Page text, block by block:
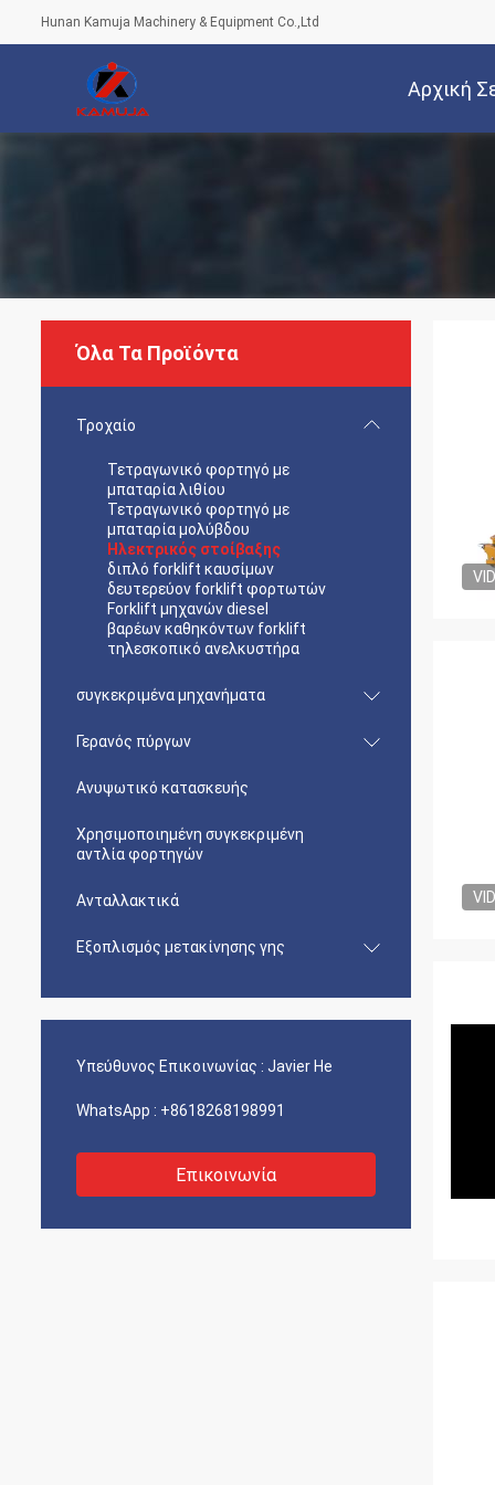
Hunan Kamuja Machinery & Equipment Co.,Ltd
Αρχική
Όλα Τα Προϊόντα
Τροχαίο
Τετραγωνικό φορτηγό με
μπαταρία λιθίου
Τετραγωνικό φορτηγό με
μπαταρία μολύβδου
Ηλεκτρικός στοίβαξης
διπλό forklift καυσίμων
δευτερεύον forklift φορτωτών
Forklift μηχανών diesel
βαρέων καθηκόντων forklift
τηλεσκοπικό ανελκυστήρα
συγκεκριμένα μηχανήματα
Γερανός πύργων
Ανυψωτικό κατασκευής
Χρησιμοποιημένη συγκεκριμένη
αντλία φορτηγών
Ανταλλακτικά
Εξοπλισμός μετακίνησης γης
Υπεύθυνος Επικοινωνίας : Javier He
WhatsApp : +8618268198991
Επικοινωνία